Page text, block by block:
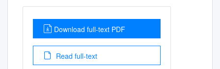
Download full-text PDF
Read full-text